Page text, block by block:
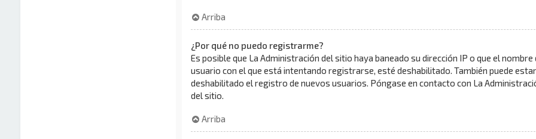
Arriba
¿Por qué no puedo registrarme?
Es posible que La Administración del sitio haya baneado su dirección IP o que el nombre
usuario con el que está intentando registrarse, esté deshabilitado. También puede estar
deshabilitado el registro de nuevos usuarios. Póngase en contacto con La
del sitio.
Arriba